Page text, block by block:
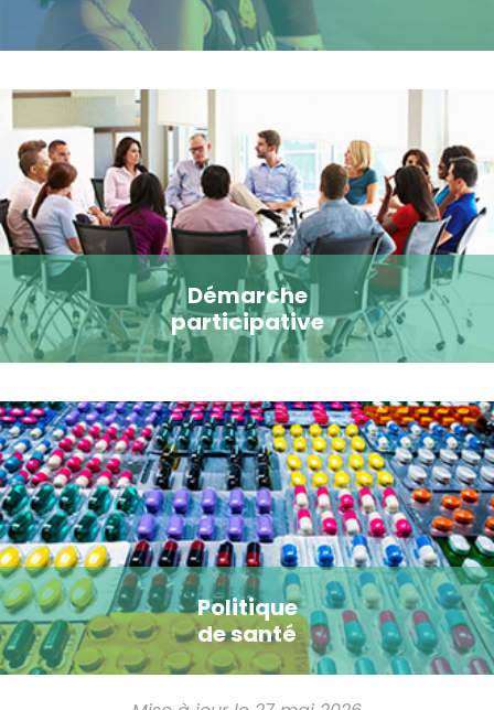
Démarche
participative
Politique
de santé